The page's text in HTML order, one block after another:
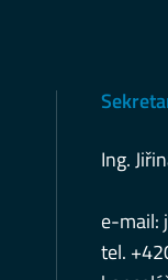
Ing.
e-mail:
tel.